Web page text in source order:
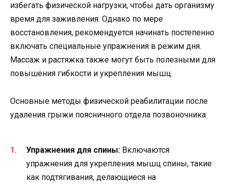
избегать физической нагрузки, чтобы дать организму
время для заживления. Однако по мере
восстановления, рекомендуется начинать постепенно
включать специальные упражнения в режим дня.
Массаж и растяжка также могут быть полезными для
повышения гибкости и укрепления мышц.
Основные методы физической реабилитации после
удаления грыжи поясничного отдела позвоночника:
Упражнения для спины: Включаются
упражнения для укрепления мышц спины, такие
как подтягивания, делающиеся на